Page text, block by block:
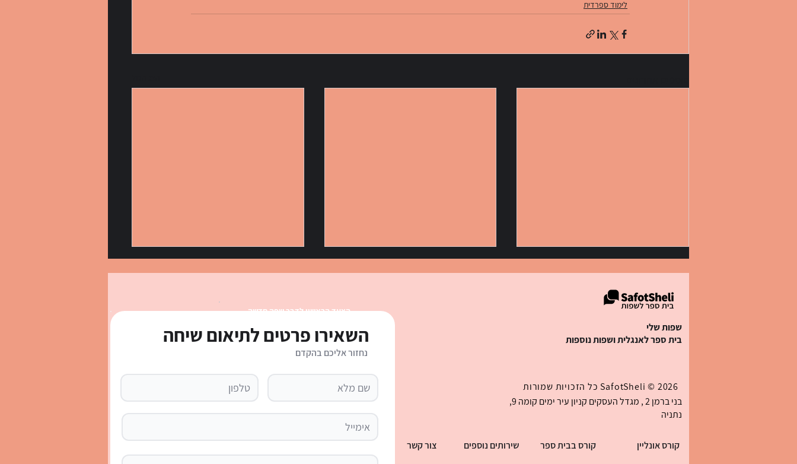
לימוד ספרדית
ודף עבודה
הסבר ודף עבודה אינטראקטיבי
המדריך המעשי לישראלים ב-2026
השאירו פרטים לתיאום שיחה
נחזור אליכם בהקדם
הצעד הראשון לדבר שפה חדשה
שפות שלי
בית ספר לאנגלית ושפות נוספות
2026 ©
SafotSheliכל הזכויות שמורות
בני ברמן 2 , מגדל העסקים קניון עיר ימים קומה 9,
נתניה
קורס אונליין קורס בבית ספר שירותים נוספים צור קשר